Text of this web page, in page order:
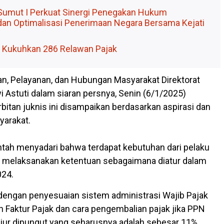
I Perkuat Sinergi Penegakan Hukum
Optimalisasi Penerimaan Negara Bersama Kejati
286 Relawan Pajak
Pelayanan, dan Hubungan Masyarakat Direktorat
Astuti dalam siaran persnya, Senin (6/1/2025)
juknis ini disampaikan berdasarkan aspirasi dan
menyadari bahwa terdapat kebutuhan dari pelaku
ketentuan sebagaimana diatur dalam
penyesuaian sistem administrasi Wajib Pajak
Faktur Pajak dan cara pengembalian pajak jika PPN